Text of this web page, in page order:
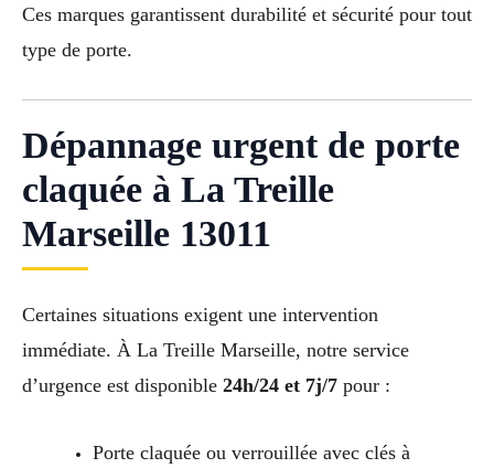
Ces marques garantissent durabilité et sécurité pour tout
type de porte.
Dépannage urgent de porte
claquée à La Treille
Marseille 13011
Certaines situations exigent une intervention
immédiate. À La Treille Marseille, notre service
d’urgence est disponible 24h/24 et 7j/7 pour :
Porte claquée ou verrouillée avec clés à